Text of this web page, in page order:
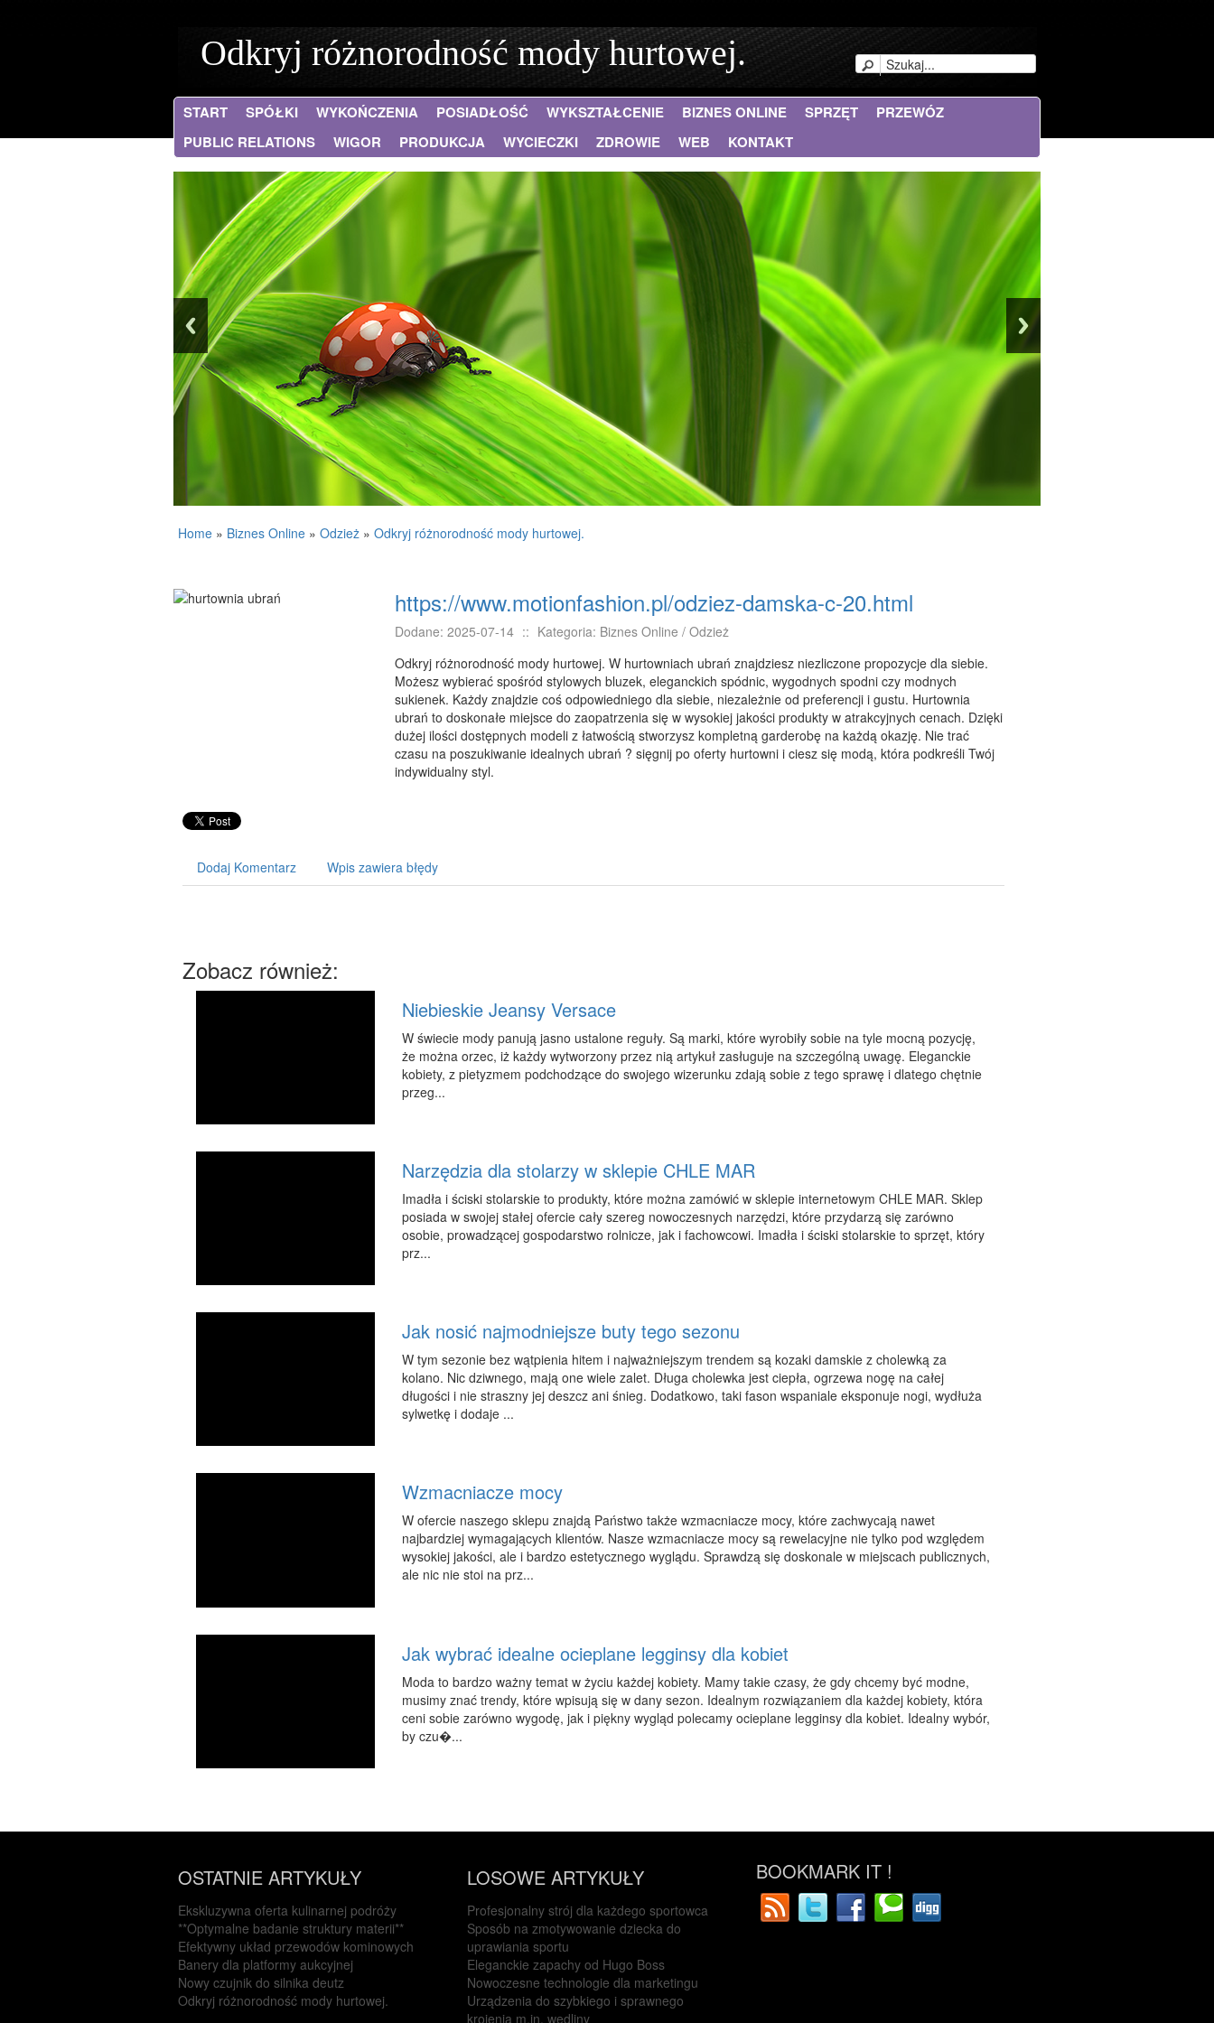
Odkryj różnorodność mody hurtowej.
START SPÓŁKI WYKOŃCZENIA POSIADŁOŚĆ WYKSZTAŁCENIE BIZNES ONLINE SPRZĘT
PRZEWÓZ
PUBLIC RELATIONS
WIGOR PRODUKCJA WYCIECZKI ZDROWIE WEB KONTAKT
Home » Biznes Online » Odzież » Odkryj różnorodność mody hurtowej.
https://www.motionfashion.pl/odziez-damska-c-20.html
Dodane: 2025-07-14 :: Kategoria: Biznes Online / Odzież
Odkryj różnorodność mody hurtowej. W hurtowniach ubrań znajdziesz niezliczone propozycje dla siebie.
Możesz wybierać spośród stylowych bluzek, eleganckich spódnic, wygodnych spodni czy modnych
sukienek. Każdy znajdzie coś odpowiedniego dla siebie, niezależnie od preferencji i gustu. Hurtownia
ubrań to doskonałe miejsce do zaopatrzenia się w wysokiej jakości produkty w atrakcyjnych cenach. Dzięki
dużej ilości dostępnych modeli z łatwością stworzysz kompletną garderobę na każdą okazję. Nie trać
czasu na poszukiwanie idealnych ubrań ? sięgnij po oferty hurtowni i ciesz się modą, która podkreśli Twój
indywidualny styl.
Dodaj Komentarz Wpis zawiera błędy
Zobacz również:
Niebieskie Jeansy Versace
W świecie mody panują jasno ustalone reguły. Są marki, które wyrobiły sobie na tyle mocną pozycję,
że można orzec, iż każdy wytworzony przez nią artykuł zasługuje na szczególną uwagę. Eleganckie
kobiety, z pietyzmem podchodzące do swojego wizerunku zdają sobie z tego sprawę i dlatego chętnie
przeg...
Narzędzia dla stolarzy w sklepie CHLE MAR
Imadła i ściski stolarskie to produkty, które można zamówić w sklepie internetowym CHLE MAR. Sklep
posiada w swojej stałej ofercie cały szereg nowoczesnych narzędzi, które przydarzą się zarówno
osobie, prowadzącej gospodarstwo rolnicze, jak i fachowcowi. Imadła i ściski stolarskie to sprzęt, który
prz...
Jak nosić najmodniejsze buty tego sezonu
W tym sezonie bez wątpienia hitem i najważniejszym trendem są kozaki damskie z cholewką za
kolano. Nic dziwnego, mają one wiele zalet. Długa cholewka jest ciepła, ogrzewa nogę na całej
długości i nie straszny jej deszcz ani śnieg. Dodatkowo, taki fason wspaniale eksponuje nogi, wydłuża
sylwetkę i dodaje ...
Wzmacniacze mocy
W ofercie naszego sklepu znajdą Państwo także wzmacniacze mocy, które zachwycają nawet
najbardziej wymagających klientów. Nasze wzmacniacze mocy są rewelacyjne nie tylko pod względem
wysokiej jakości, ale i bardzo estetycznego wyglądu. Sprawdzą się doskonale w miejscach publicznych,
ale nic nie stoi na prz...
Jak wybrać idealne ocieplane legginsy dla kobiet
Moda to bardzo ważny temat w życiu każdej kobiety. Mamy takie czasy, że gdy chcemy być modne,
musimy znać trendy, które wpisują się w dany sezon. Idealnym rozwiązaniem dla każdej kobiety, która
ceni sobie zarówno wygodę, jak i piękny wygląd polecamy ocieplane legginsy dla kobiet. Idealny wybór,
by czu�...
OSTATNIE ARTYKUŁY
Ekskluzywna oferta kulinarnej podróży
**Optymalne badanie struktury materii**
Efektywny układ przewodów kominowych
Banery dla platformy aukcyjnej
Nowy czujnik do silnika deutz
Odkryj różnorodność mody hurtowej.
LOSOWE ARTYKUŁY
Profesjonalny strój dla każdego sportowca
Sposób na zmotywowanie dziecka do
uprawiania sportu
Eleganckie zapachy od Hugo Boss
Nowoczesne technologie dla marketingu
Urządzenia do szybkiego i sprawnego
krojenia m.in. wędliny
BOOKMARK IT !